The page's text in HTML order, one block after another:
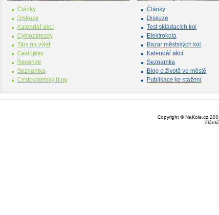
Články
Diskuze
Kalendář akcí
Cyklozájezdy
Tipy na výlet
Cestopisy
Recenze
Seznamka
Cestovatelský blog
Články
Diskuze
Test skládacích kol
Elektrokola
Bazar městských kol
Kalendář akcí
Seznamka
Blog o životě ve městě
Publikace ke stažení
Copyright © NaKole.cz